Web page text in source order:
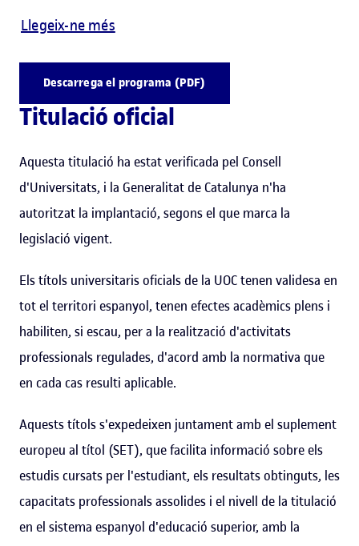
Llegeix-ne més
Descarrega el programa (PDF)
Titulació oficial
Aquesta titulació ha estat verificada pel Consell
d'Universitats, i la Generalitat de Catalunya n'ha
autoritzat la implantació, segons el que marca la
legislació vigent.
Els títols universitaris oficials de la UOC tenen validesa en
tot el territori espanyol, tenen efectes acadèmics plens i
habiliten, si escau, per a la realització d'activitats
professionals regulades, d'acord amb la normativa que
en cada cas resulti aplicable.
Aquests títols s'expedeixen juntament amb el suplement
europeu al títol (SET), que facilita informació sobre els
estudis cursats per l'estudiant, els resultats obtinguts, les
capacitats professionals assolides i el nivell de la titulació
en el sistema espanyol d'educació superior, amb la